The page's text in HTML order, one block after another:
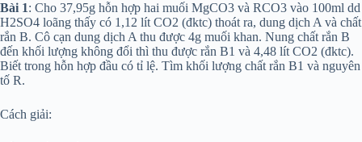
Bài 1: Cho 37,95g hỗn hợp hai muối MgCO3 và RCO3 vào 100ml dd
H2SO4 loãng thấy có 1,12 lít CO2 (đktc) thoát ra, dung dịch A và chất
rắn B. Cô cạn dung dịch A thu được 4g muối khan. Nung chất rắn B
đến khối lượng không đổi thì thu được rắn B1 và 4,48 lít CO2 (đktc).
Biết trong hỗn hợp đầu có tỉ lệ. Tìm khối lượng chất rắn B1 và nguyên
tố R.
Cách giải: